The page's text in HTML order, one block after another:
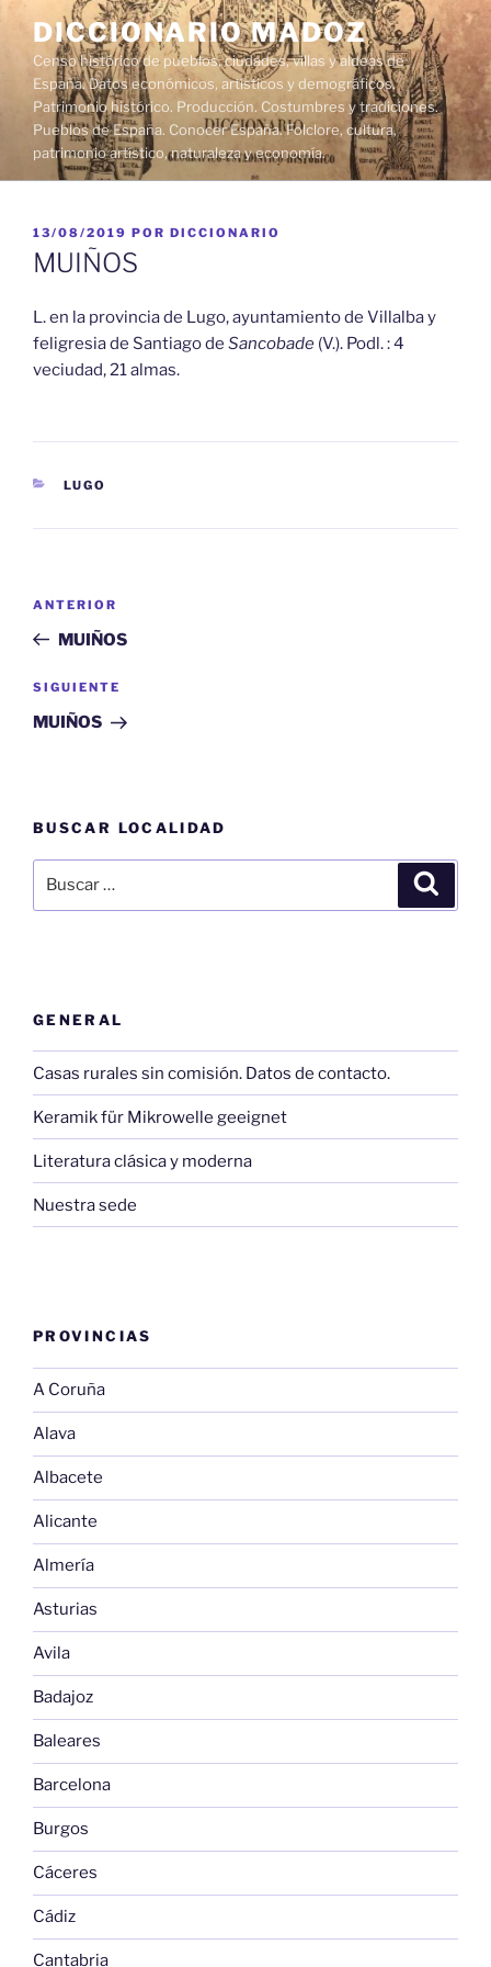
contenido
DICCIONARIO MADOZ
Censo histórico de pueblos, ciudades, villas y aldeas de
España. Datos económicos, artísticos y demográficos.
Patrimonio histórico. Producción. Costumbres y tradiciones.
Pueblos de España. Conocer España. Folclore, cultura,
patrimonio artístico, naturaleza y economía.
PUBLICADO
EL
13/08/2019 POR DICCIONARIO
MUIÑOS
L. en la provincia de Lugo, ayuntamiento de Villalba y
feligresia de Santiago de Sancobade (V.). Podl. : 4
veciudad, 21 almas.
CATEGORÍAS
LUGO
entradas
Entrada
anterior:
ANTERIOR
MUIÑOS
Siguiente
entrada
SIGUIENTE
MUIÑOS
BUSCAR LOCALIDAD
por:
GENERAL
Casas rurales sin comisión. Datos de contacto.
Keramik für Mikrowelle geeignet
Literatura clásica y moderna
Nuestra sede
PROVINCIAS
A Coruña
Alava
Albacete
Alicante
Almería
Asturias
Avila
Badajoz
Baleares
Barcelona
Burgos
Cáceres
Cádiz
Cantabria